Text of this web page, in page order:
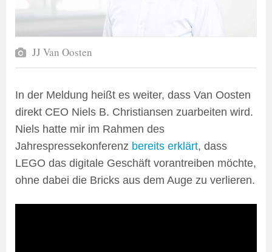
JJ Van Oosten
In der Meldung heißt es weiter, dass Van Oosten
direkt CEO Niels B. Christiansen zuarbeiten wird.
Niels hatte mir im Rahmen des
Jahrespressekonferenz bereits erklärt, dass
LEGO das digitale Geschäft vorantreiben möchte,
ohne dabei die Bricks aus dem Auge zu verlieren.